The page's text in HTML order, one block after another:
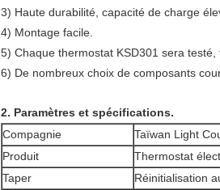
3) Haute durabilité, capacité de charge
4) Montage facile.
5) Chaque thermostat KSD301 sera
6) De nombreux choix de composants
2. Paramètres et spécifications.
Compagnie
Taïwan Light
Produit
Thermostat
Taper
Réinitialisation